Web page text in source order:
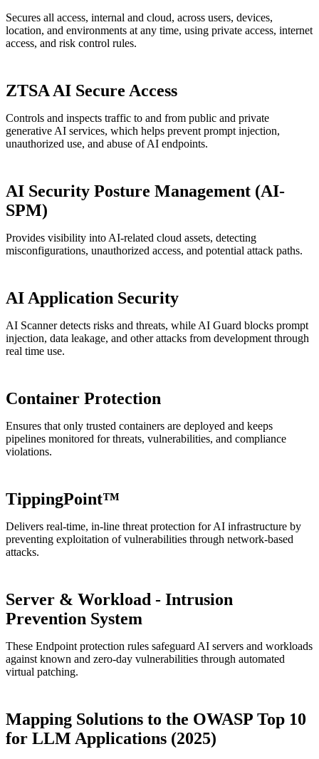
Secures all access, internal and cloud, across users, devices,
location, and environments at any time, using private access, internet
access, and risk control rules.
ZTSA AI Secure Access
Controls and inspects traffic to and from public and private
generative AI services, which helps prevent prompt injection,
unauthorized use, and abuse of AI endpoints.
AI Security Posture Management (AI-
SPM)
Provides visibility into AI-related cloud assets, detecting
misconfigurations, unauthorized access, and potential attack paths.
AI Application Security
AI Scanner detects risks and threats, while AI Guard blocks prompt
injection, data leakage, and other attacks from development through
real time use.
Container Protection
Ensures that only trusted containers are deployed and keeps
pipelines monitored for threats, vulnerabilities, and compliance
violations.
TippingPoint™
Delivers real-time, in-line threat protection for AI infrastructure by
preventing exploitation of vulnerabilities through network-based
attacks.
Server & Workload - Intrusion
Prevention System
These Endpoint protection rules safeguard AI servers and workloads
against known and zero-day vulnerabilities through automated
virtual patching.
Mapping Solutions to the OWASP Top 10
for LLM Applications (2025)